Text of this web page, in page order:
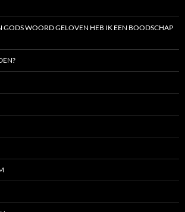
GODS WOORD GELOVEN HEB IK EEN BOODSCHAP